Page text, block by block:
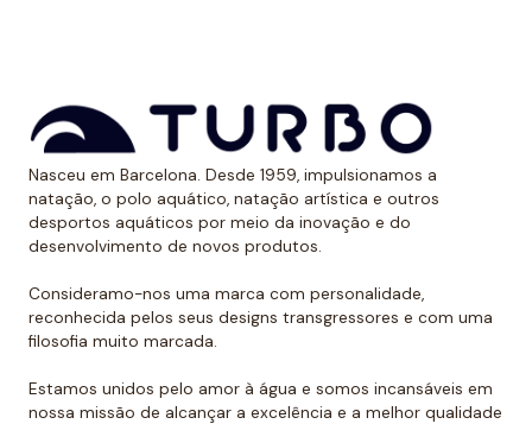
habitual. No caso de compará-lo com o fato de banho
Turbo com alças finas, sugerimos optar por um
tamanho maior, já que são um pouco menores.
Nasceu em Barcelona. Desde 1959, impulsionamos a
natação, o polo aquático, natação artística e outros
desportos aquáticos por meio da inovação e do
desenvolvimento de novos produtos.
Consideramo-nos uma marca com personalidade,
reconhecida pelos seus designs transgressores e com uma
filosofia muito marcada.
Estamos unidos pelo amor à água e somos incansáveis em
nossa missão de alcançar a excelência e a melhor qualidade